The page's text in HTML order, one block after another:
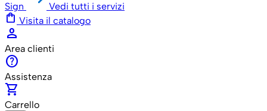
Sign Vedi tutti i servizi
shopping_bag Visita il catalogo
person
Area clienti
help
Assistenza
shopping_cart
Carrello